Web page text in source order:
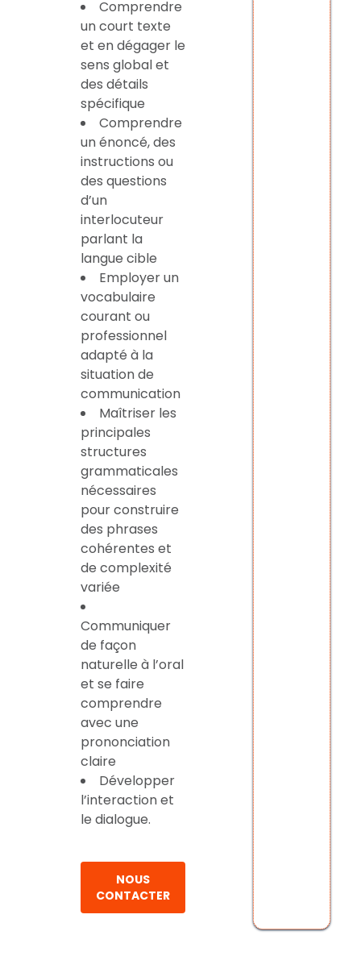
Comprendre
un court texte
et en dégager le
sens global et
des détails
spécifique
Comprendre
un énoncé, des
instructions ou
des questions
d’un
interlocuteur
parlant la
langue cible
Employer un
vocabulaire
courant ou
professionnel
adapté à la
situation de
communication
Maîtriser les
principales
structures
grammaticales
nécessaires
pour construire
des phrases
cohérentes et
de complexité
variée
Communiquer
de façon
naturelle à l’oral
et se faire
comprendre
avec une
prononciation
claire
Développer
l’interaction et
le dialogue.
NOUS
CONTACTER